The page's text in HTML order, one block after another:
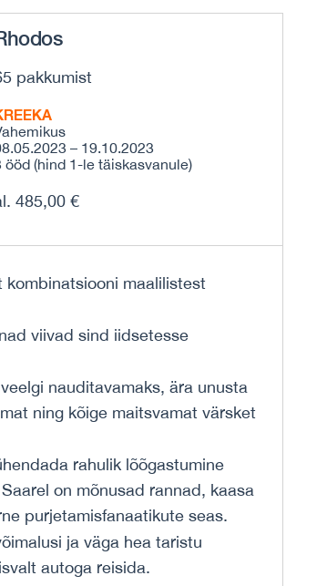
pakkumist
– 19.10.2023
ööd (hind 1-le täiskasvanule)
485,00 €
kombinatsiooni maalilistest
viivad sind iidsetesse
nauditavamaks, ära unusta
ning kõige maitsvamat värsket
rahulik lõõgastumine
on mõnusad rannad, kaasa
purjetamisfanaatikute seas.
ja väga hea taristu
autoga reisida.